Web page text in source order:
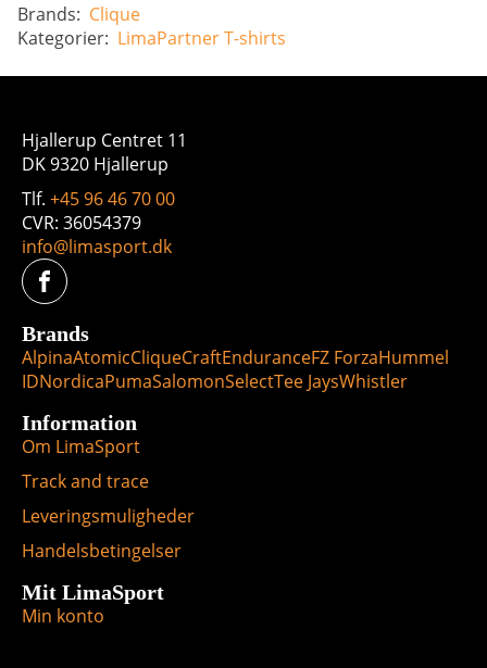
Brands: Clique
Kategorier: LimaPartnerT-shirts
Hjallerup Centret 11
DK 9320 Hjallerup
Tlf. +45 96 46 70 00
CVR: 36054379
info@limasport.dk
Brands
AlpinaAtomicCliqueCraftEnduranceFZ ForzaHummel
IDNordicaPumaSalomonSelectTee JaysWhistler
Information
Om LimaSport
Track and trace
Leveringsmuligheder
Handelsbetingelser
Mit LimaSport
Min konto